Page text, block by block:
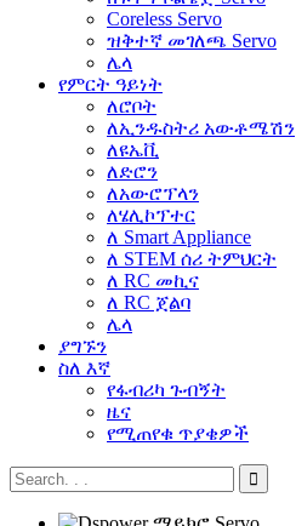
Coreless Servo
ዝቅተኛ መገለጫ Servo
ሌላ
የምርት ዓይነት
ለሮቦት
ለኢንዱስትሪ አውቶሜሽን
ለዩኤቪ
ለድሮን
ለአውሮፕላን
ለሄሊኮፕተር
ለ Smart Appliance
ለ STEM ሰሪ ትምህርት
ለ RC መኪና
ለ RC ጀልባ
ሌላ
ያግኙን
ስለ እኛ
የፋብሪካ ጉብኝት
ዜና
የሚጠየቁ ጥያቄዎች